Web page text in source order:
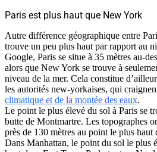
Paris est plus haut que New York
Autre différence géographique entre
trouve un peu plus haut par rapport au
Google, Paris se situe à 35 mètres au-
alors que New York se trouve à
niveau de la mer. Cela constitue
les autorités new-yorkaises, qui
climatique et de la montée des eaux.
Le point le plus élevé du sol à Paris se
butte de Montmartre. Les topographes
près de 130 mètres au point le plus
Dans Manhattan, le point du sol le plus